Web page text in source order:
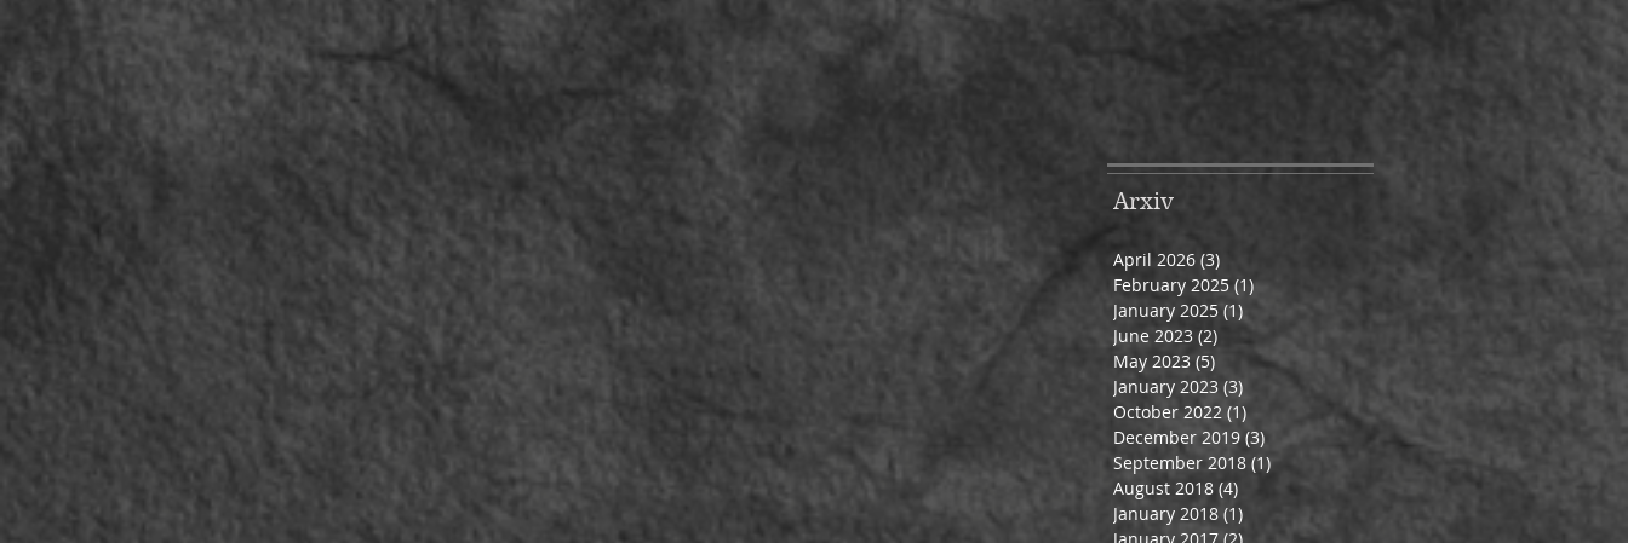
Arxiv
April 2026 (3)
February 2025 (1)1 post
January 2025 (1)
June 2023 (2) 2 posts
May 2023 (5) 5 posts
January 2023 (3) 3 posts
October 2022 (1)
December 2019 (3) 3 posts
September 2018 (1)
August 2018 (4)
January 2018 (1)